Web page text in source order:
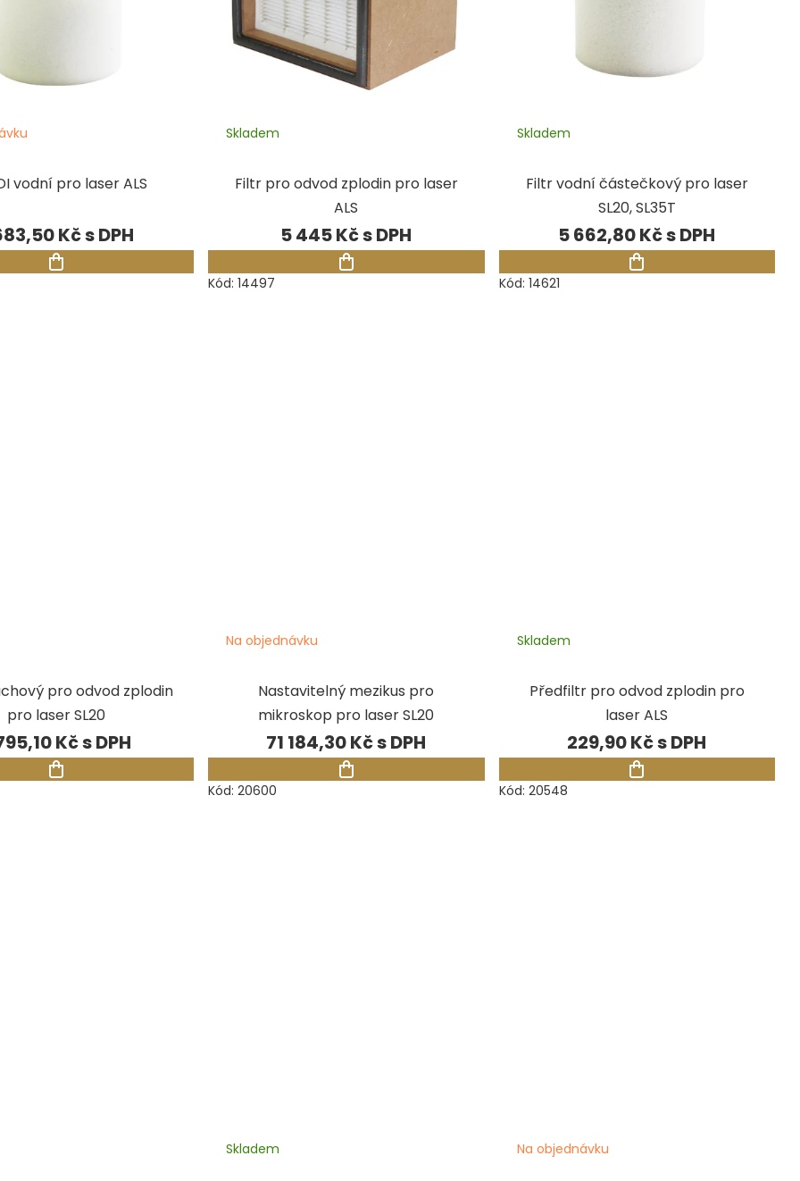
vodní pro laser ALS
Kč
Filtr pro odvod zplodin pro laser
ALS
Skladem
5 445 Kč
Kód:14497
Filtr vodní částečkový pro laser
SL20, SL35T
Skladem
5 662,80 Kč
Kód: 14621
pro odvod zplodin
pro laser SL20
Kč
Nastavitelný mezikus pro
mikroskop pro laser SL20
Na objednávku
71 184,30 Kč
Kód:20600
Předfiltr pro odvod zplodin pro
laser ALS
Skladem
229,90 Kč
Kód: 20548
Skladem Na objednávku